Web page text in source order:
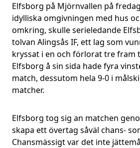
Elfsborg på Mjörnvallen på
idylliska omgivningen med hus
omkring, skulle serieledande
tolvan Alingsås IF, ett lag som
kryssat i en och förlorat tre fram
Elfsborg å sin sida hade fyra
match, dessutom hela 9-0 i
matcher.
Elfsborg tog sig an matchen
skapa ett övertag såväl chans-
Chansmässigt var det inte